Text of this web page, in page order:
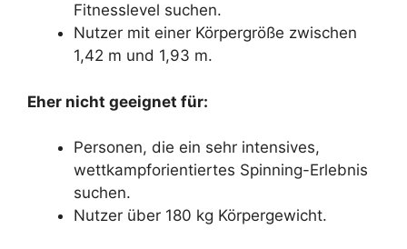
Fitnesslevel suchen.
Nutzer mit einer Körpergröße zwischen
1,42 m und 1,93 m.
Eher nicht geeignet für:
Personen, die ein sehr intensives,
wettkampforientiertes Spinning-Erlebnis
suchen.
Nutzer über 180 kg Körpergewicht.